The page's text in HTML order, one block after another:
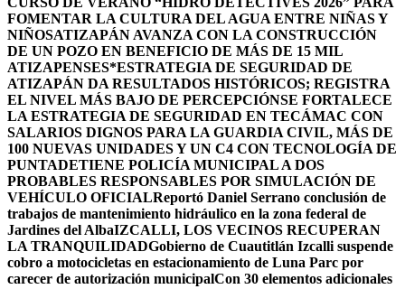
FOMENTAR LA CULTURA DEL AGUA ENTRE NIÑAS Y
NIÑOSATIZAPÁN AVANZA CON LA CONSTRUCCIÓN
DE UN POZO EN BENEFICIO DE MÁS DE 15 MIL
ATIZAPENSES*ESTRATEGIA DE SEGURIDAD DE
ATIZAPÁN DA RESULTADOS HISTÓRICOS; REGISTRA
EL NIVEL MÁS BAJO DE PERCEPCIÓNSE FORTALECE
LA ESTRATEGIA DE SEGURIDAD EN TECÁMAC CON
SALARIOS DIGNOS PARA LA GUARDIA CIVIL, MÁS DE
100 NUEVAS UNIDADES Y UN C4 CON TECNOLOGÍA DE
PUNTADETIENE POLICÍA MUNICIPAL A DOS
PROBABLES RESPONSABLES POR SIMULACIÓN DE
VEHÍCULO OFICIALReportó Daniel Serrano conclusión de
trabajos de mantenimiento hidráulico en la zona federal de
Jardines del AlbaIZCALLI, LOS VECINOS RECUPERAN
LA TRANQUILIDADGobierno de Cuautitlán Izcalli suspende
cobro a motocicletas en estacionamiento de Luna Parc por
carecer de autorización municipalCon 30 elementos adicionales